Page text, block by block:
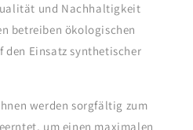
und Nachhaltigkeit
betreiben ökologischen
den Einsatz synthetischer
werden sorgfältig zum
um einen maximalen